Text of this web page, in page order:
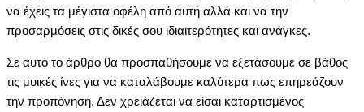
να έχεις τα μέγιστα οφέλη από αυτή αλλά και να την
προσαρμόσεις στις δικές σου ιδιαιτερότητες και ανάγκες.
Σε αυτό το άρθρο θα προσπαθήσουμε να εξετάσουμε σε βάθος
τις μυικές ίνες για να καταλάβουμε καλύτερα πως επηρεάζουν
την προπόνηση. Δεν χρειάζεται να είσαι καταρτισμένος